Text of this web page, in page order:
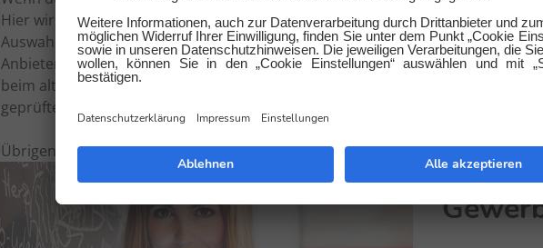
Hier wirst du fündig. Der kostenlose Gasrechner berechnet die Tarife. Dir wird
Auswahl geliefert. Vergleiche in Ruhe die Angebote und suche dir den Besten
Anbieterwechsel ist schnell und simpel. Du füllst unser Onlineformular und das
beim alten Anbieter und alles Weitere übernimmt E WIE EINFACH für dich, der
geprüfte Gasanbieter für Aachen.
Übrigens sind wir auch günstigerÖkostromanbieter in Aachen.